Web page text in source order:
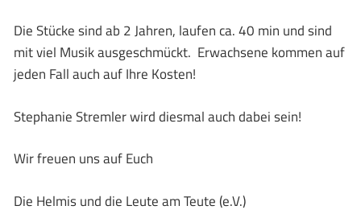
Die Stücke sind ab 2 Jahren, laufen ca. 40 min und sind
mit viel Musik ausgeschmückt. Erwachsene kommen auf
jeden Fall auch auf Ihre Kosten!
Stephanie Stremler wird diesmal auch dabei sein!
Wir freuen uns auf Euch
Die Helmis und die Leute am Teute (e.V.)